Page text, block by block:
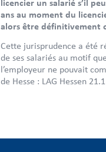
licencier un salarié s’il
ans au moment du
alors être définitivement
Cette jurisprudence a été
de ses salariés au motif
l’employeur ne pouvait
de Hesse : LAG Hessen